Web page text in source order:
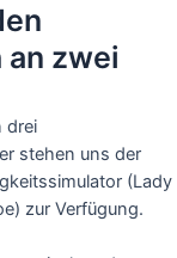
zwei
drei
stehen uns der
(Lady
zur Verfügung.